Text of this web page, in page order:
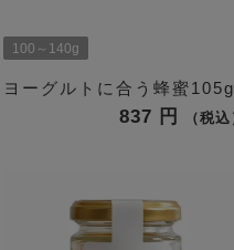
100～140g
ヨーグルトに合う蜂蜜105g
837 税込